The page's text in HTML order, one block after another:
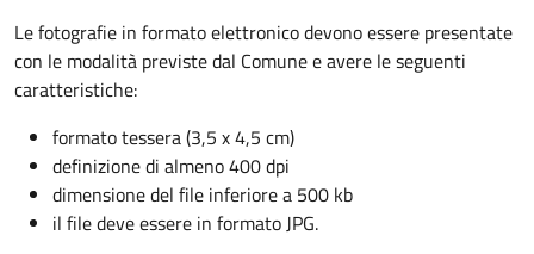
Le fotografie in formato elettronico devono essere presentate
con le modalità previste dal Comune e avere le seguenti
caratteristiche:
formato tessera (3,5 x 4,5 cm)
definizione di almeno 400 dpi
dimensione del file inferiore a 500 kb
il file deve essere in formato JPG.